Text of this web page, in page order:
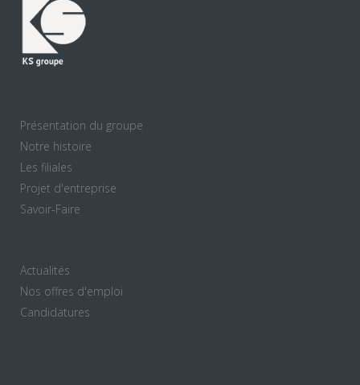
Présentation du groupe
Notre histoire
Les filiales
Projet d'entreprise
Savoir-Faire
Actualités
Nos offres d'emploi
Candidatures